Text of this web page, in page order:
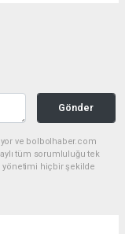
Gönder
ve bolbolhaber.com
tüm sorumluluğu tek
yönetimi hiçbir şekilde